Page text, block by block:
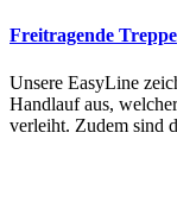
Freitragende Treppe
Unsere EasyLine
Handlauf aus,
verleiht. Zudem sind